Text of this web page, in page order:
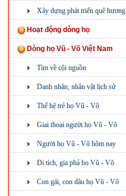
Xây dựng phát triển quê hương
Hoạt động dòng họ
Dòng họ Vũ - Võ Việt Nam
Tìm về cội nguồn
Danh nhân, nhân vật lịch sử
Thế hệ trẻ họ Vũ - Võ
Giai thoại người họ Vũ - Võ
Người họ Vũ - Võ hôm nay
Di tích, gia phả họ Vũ - Võ
Con gái, con dâu họ Vũ - Võ